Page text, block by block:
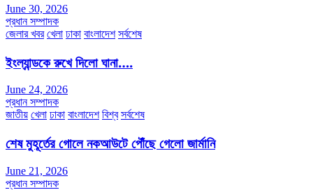
June 30, 2026
প্রধান সম্পাদক
জেলার খবর খেলা ঢাকা বাংলাদেশ সর্বশেষ
ইংল্যান্ডকে রুখে দিলো ঘানা….
June 24, 2026
প্রধান সম্পাদক
জাতীয় খেলা ঢাকা বাংলাদেশ বিশ্ব সর্বশেষ
শেষ মুহূর্তের গোলে নকআউটে পৌঁছে গেলো জার্মানি
June 21, 2026
প্রধান সম্পাদক